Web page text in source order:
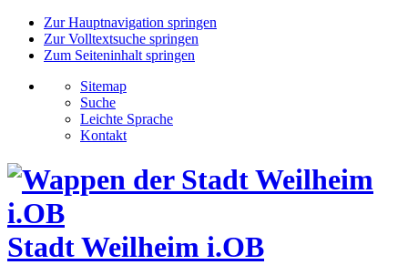
Zur Hauptnavigation springen
Zur Volltextsuche springen
Zum Seiteninhalt springen
Sitemap
Suche
Leichte Sprache
Kontakt
Stadt Weilheim i.OB